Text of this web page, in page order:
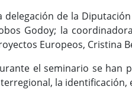
delegación de la
Godoy; la
Europeos, Cristina
el seminario se han
la identificación,